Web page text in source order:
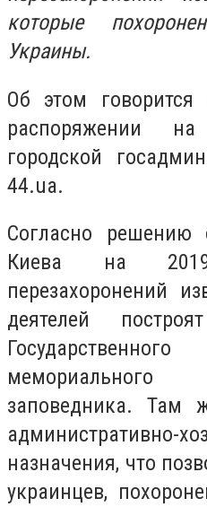
которые
Украины.
Об этом говорится
распоряжении
городской
44.ua.
Согласно решению
Киева на
перезахоронений
деятелей
мемориального
заповедника. Там
административно-
назначения, что
украинцев,